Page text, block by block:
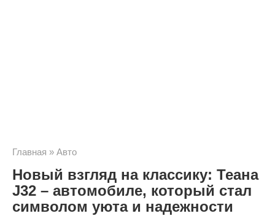
Главная » Авто
Новый взгляд на классику: Теана
J32 – автомобиле, который стал
символом уюта и надежности